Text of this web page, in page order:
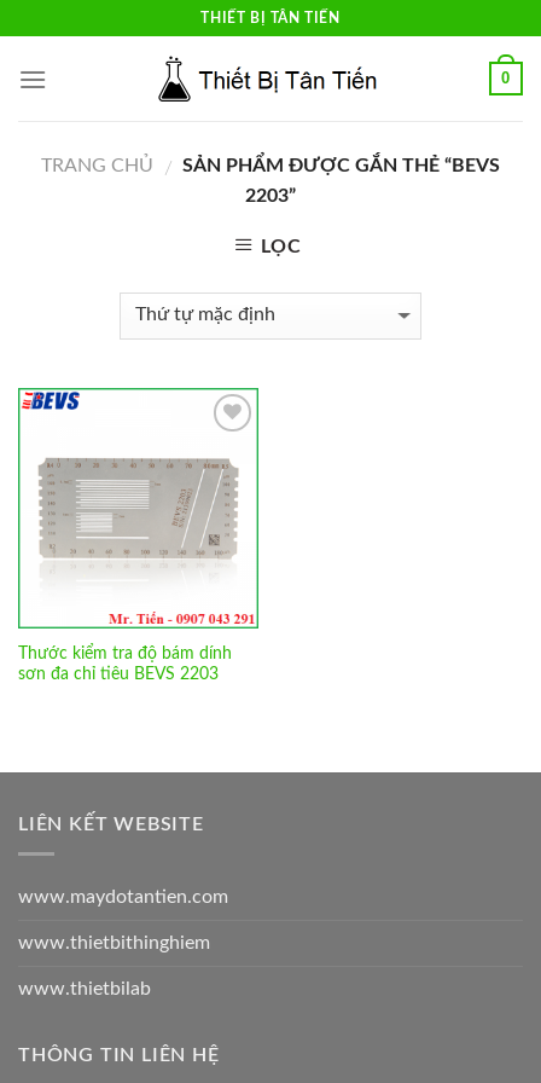
content
THIẾT BỊ TÂN TIẾN
0
TRANG CHỦ / SẢN PHẨM ĐƯỢC GẮN THẺ “BEVS
2203”
LỌC
Wishlist
Thước kiểm tra độ bám dính
sơn đa chỉ tiêu BEVS 2203
LIÊN KẾT WEBSITE
www.maydotantien.com
www.thietbithinghiem
www.thietbilab
THÔNG TIN LIÊN HỆ